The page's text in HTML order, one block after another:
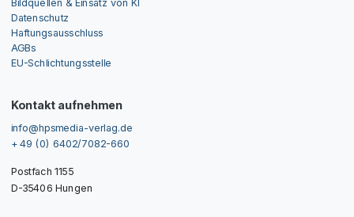
Bildquellen & Einsatz von KI
Datenschutz
Haftungsausschluss
AGBs
EU-Schlichtungsstelle
Kontakt aufnehmen
info@hpsmedia-verlag.de
+ 49 (0) 6402/7082-660
Postfach 1155
D-35406 Hungen